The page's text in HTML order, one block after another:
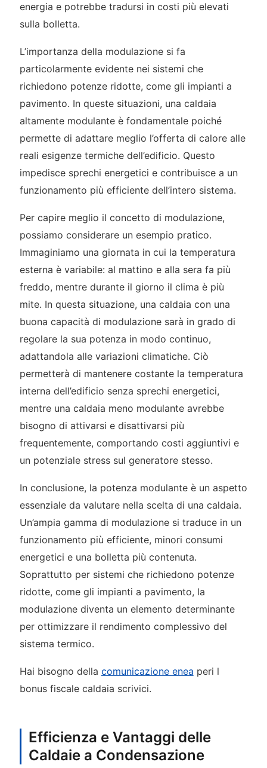
energia e potrebbe tradursi in costi più elevati
sulla bolletta.
L’importanza della modulazione si fa
particolarmente evidente nei sistemi che
richiedono potenze ridotte, come gli impianti a
pavimento. In queste situazioni, una caldaia
altamente modulante è fondamentale poiché
permette di adattare meglio l’offerta di calore alle
reali esigenze termiche dell’edificio. Questo
impedisce sprechi energetici e contribuisce a un
funzionamento più efficiente dell’intero sistema.
Per capire meglio il concetto di modulazione,
possiamo considerare un esempio pratico.
Immaginiamo una giornata in cui la temperatura
esterna è variabile: al mattino e alla sera fa più
freddo, mentre durante il giorno il clima è più
mite. In questa situazione, una caldaia con una
buona capacità di modulazione sarà in grado di
regolare la sua potenza in modo continuo,
adattandola alle variazioni climatiche. Ciò
permetterà di mantenere costante la temperatura
interna dell’edificio senza sprechi energetici,
mentre una caldaia meno modulante avrebbe
bisogno di attivarsi e disattivarsi più
frequentemente, comportando costi aggiuntivi e
un potenziale stress sul generatore stesso.
In conclusione, la potenza modulante è un aspetto
essenziale da valutare nella scelta di una caldaia.
Un’ampia gamma di modulazione si traduce in un
funzionamento più efficiente, minori consumi
energetici e una bolletta più contenuta.
Soprattutto per sistemi che richiedono potenze
ridotte, come gli impianti a pavimento, la
modulazione diventa un elemento determinante
per ottimizzare il rendimento complessivo del
sistema termico.
Hai bisogno della comunicazione enea peri l
bonus fiscale caldaia scrivici.
Efficienza e Vantaggi delle
Caldaie a Condensazione